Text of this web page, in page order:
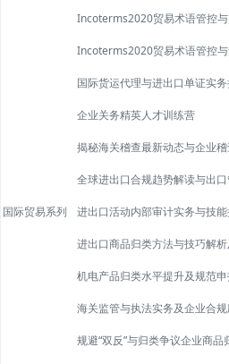
国际贸易系列
Incoterms2020贸易术语管控
Incoterms2020贸易术语管控
国际货运代理与进出口单证实
企业关务精英人才训练营
揭秘海关稽查最新动态与企业
全球进出口合规趋势解读与出
进出口活动内部审计实务与技能
进出口商品归类方法与技巧解
机电产品归类水平提升及规范
海关监管与执法实务及企业合规
规避“双反”与归类争议企业商